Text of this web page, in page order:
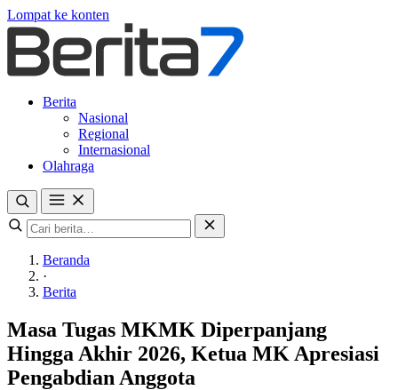
Lompat ke konten
Berita
Nasional
Regional
Internasional
Olahraga
Beranda
·
Berita
Masa Tugas MKMK Diperpanjang
Hingga Akhir 2026, Ketua MK Apresiasi
Pengabdian Anggota